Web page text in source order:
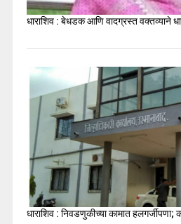
धाराशिव : बेधडक आणि वादग्रस्त वक्तव्याने
धाराशिव : निवडणुकीच्या कामात हलगर्जीपणा;